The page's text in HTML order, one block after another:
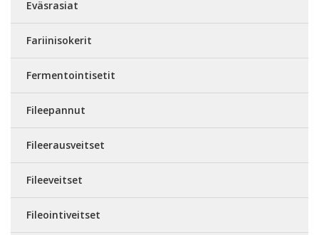
Eväsrasiat
Fariinisokerit
Fermentointisetit
Fileepannut
Fileerausveitset
Fileeveitset
Fileointiveitset